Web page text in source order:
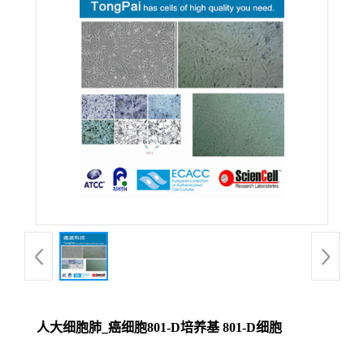
人大细胞肺_癌细胞801-D培养基 801-D细胞